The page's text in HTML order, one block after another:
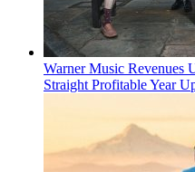
Warner Music Revenues
Straight Profitable Year